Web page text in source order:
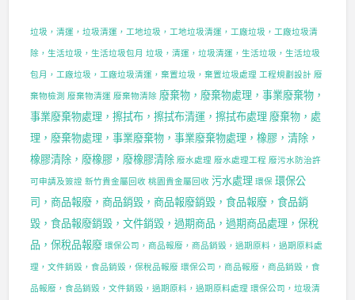
垃圾，清運，垃圾清運，工地垃圾，工地垃圾清運，工廠垃圾，工廠垃圾清
除，生活垃圾，生活垃圾包月 垃圾，清運，垃圾清運，生活垃圾，生活垃圾
包月，工廠垃圾，工廠垃圾清運，棄置垃圾，棄置垃圾處理 工程規劃設計 廢
棄物檢測 廢棄物清運 廢棄物清除 廢棄物，廢棄物處理，事業廢棄物，
事業廢棄物處理，擦拭布，擦拭布清運，擦拭布處理 廢棄物，處
理，廢棄物處理，事業廢棄物，事業廢棄物處理，橡膠，清除，
橡膠清除，廢橡膠，廢橡膠清除 廢水處理 廢水處理工程 廢污水防治許
可申請及簽證 新竹貴金屬回收 桃園貴金屬回收 污水處理 環保 環保公
司，商品報廢，商品銷毀，商品報廢銷毀，食品報廢，食品銷
毀，食品報廢銷毀，文件銷毀，過期商品，過期商品處理，保稅
品，保稅品報廢 環保公司，商品報廢，商品銷毀，過期原料，過期原料處
理，文件銷毀，食品銷毀，保稅品報廢 環保公司，商品報廢，商品銷毀，食
品報廢，食品銷毀，文件銷毀，過期原料，過期原料處理 環保公司，垃圾清